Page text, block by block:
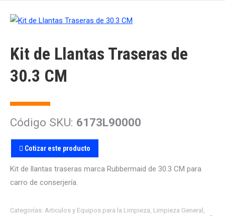
Kit de Llantas Traseras de
30.3 CM
Código SKU: 6173L90000
Cotizar este producto
Kit de llantas traseras marca Rubbermaid de 30.3 CM para
carro de conserjería.
Categorías: Articulos y Equipos para la Limpieza, Limpieza General ,